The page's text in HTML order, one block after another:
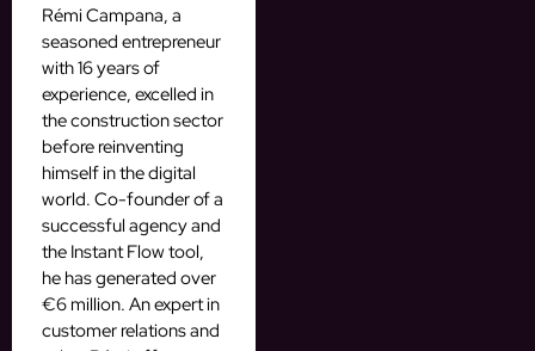
Rémi Campana, a
seasoned entrepreneur
with 16 years of
experience, excelled in
the construction sector
before reinventing
himself in the digital
world. Co-founder of a
successful agency and
the Instant Flow tool,
he has generated over
€6 million. An expert in
customer relations and